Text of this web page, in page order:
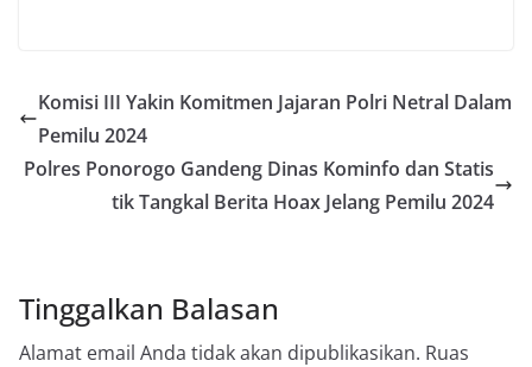
Komisi III Yakin Komitmen Jajaran Polri Netral Dalam
Pemilu 2024
Polres Ponorogo Gandeng Dinas Kominfo dan Statis
tik Tangkal Berita Hoax Jelang Pemilu 2024
Tinggalkan Balasan
Alamat email Anda tidak akan dipublikasikan. Ruas